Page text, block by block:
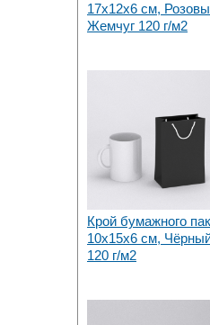
17х12x6 см,
Жемчуг 120 г/м2
Крой бумажного
10х15x6 см,
120 г/м2